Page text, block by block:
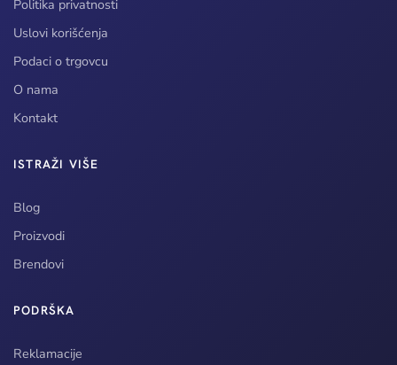
Politika privatnosti
Uslovi korišćenja
Podaci o trgovcu
O nama
Kontakt
ISTRAŽI VIŠE
Blog
Proizvodi
Brendovi
PODRŠKA
Reklamacije